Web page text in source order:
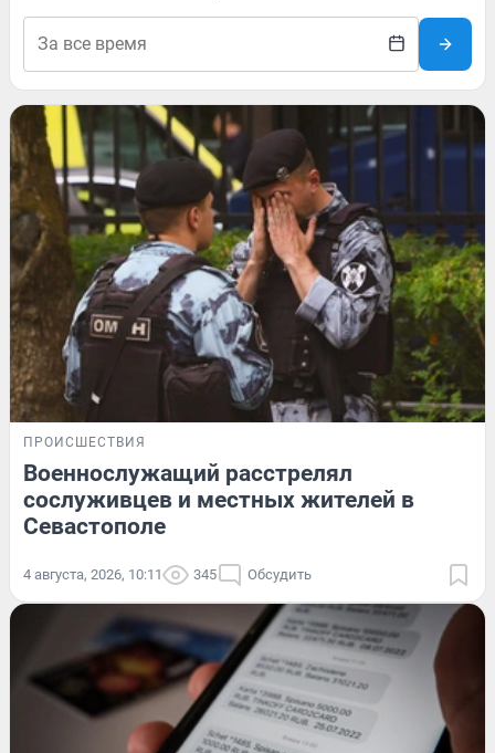
ПРОИСШЕСТВИЯ
Военнослужащий расстрелял
сослуживцев и местных жителей в
Севастополе
4 августа, 2026, 10:11 345 Обсудить